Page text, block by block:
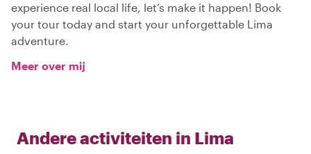
experience real local life, let’s make it happen! Book
your tour today and start your unforgettable Lima
adventure.
Meer over mij
Andere activiteiten in Lima